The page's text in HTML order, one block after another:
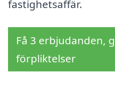
fastighetsaffär.
Få 3 erbjudanden,
förpliktelser